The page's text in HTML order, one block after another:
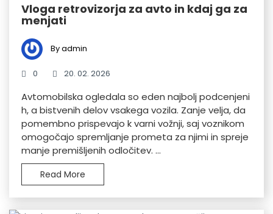
Vloga retrovizorja za avto in kdaj ga za
menjati
By admin
0 20. 02. 2026
Avtomobilska ogledala so eden najbolj podcenjeni
h, a bistvenih delov vsakega vozila. Zanje velja, da
pomembno prispevajo k varni vožnji, saj voznikom
omogočajo spremljanje prometa za njimi in spreje
manje premišljenih odločitev. ...
Read More